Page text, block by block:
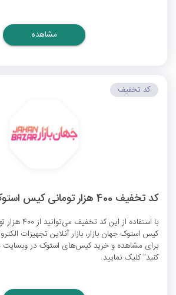
مشاهده
کد تخفیف 400 هزار تومانی کیس استوک جهان بازار
با استفاده از
کیس استوک جهان بازار، بازار آنلاین تجهیزات
برای مشاهده و خرید کیس‌های استوک در وبسایت
کنید" کلیک نمایید.
کد تخفیف